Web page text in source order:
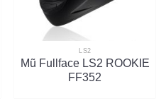
LS2
Mũ Fullface LS2 ROOKIE
FF352